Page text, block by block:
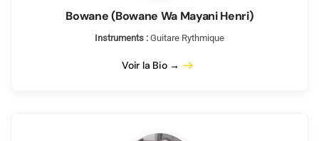
Bowane (Bowane Wa Mayani Henri)
Instruments : Guitare Rythmique
Voir la Bio →